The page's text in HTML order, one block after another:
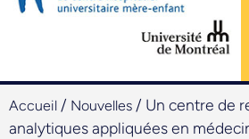
Accueil / Nouvelles / Un centre de
analytiques appliquées en